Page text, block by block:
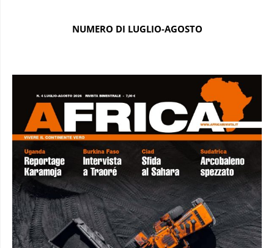
NUMERO DI LUGLIO-AGOSTO